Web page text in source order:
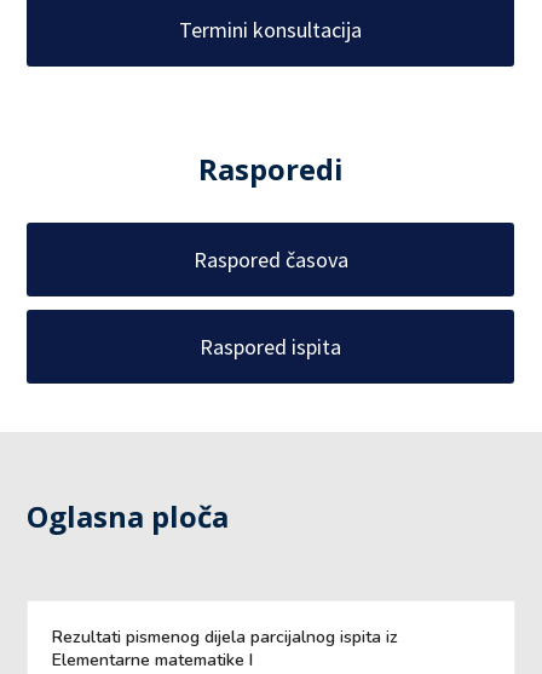
Termini konsultacija
Rasporedi
Raspored časova
Raspored ispita
Oglasna ploča
Rezultati pismenog dijela parcijalnog ispita iz
Elementarne matematike I